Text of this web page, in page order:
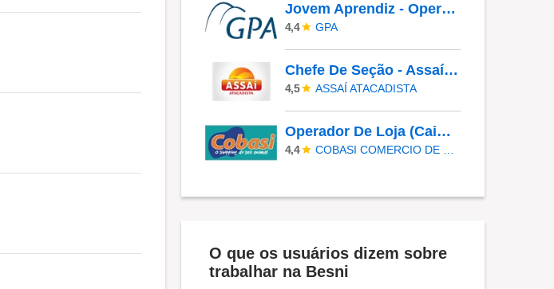
Jovem Aprendiz - Operador(A) De Loja
4,4 GPA
Chefe De Seção - Assaí Digital
4,5 ASSAÍ ATACADISTA
Operador De Loja (Caixa/Repositor) - João Pessoa Bessa
4,4
O que os usuários dizem sobre
trabalhar na Besni